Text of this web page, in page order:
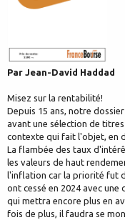
Par Jean-David Haddad
Misez sur la rentabilité!
Depuis 15 ans, notre
avant une sélection de
contexte qui fait l'objet, en
La flambée des taux
les valeurs de haut
l'inflation car la priorité fut
ont cessé en 2024 avec
qui mettra encore plus en
fois de plus, il faudra se